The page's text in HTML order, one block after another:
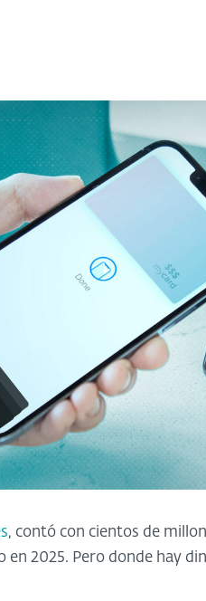
, contó con cientos de
en 2025. Pero donde hay